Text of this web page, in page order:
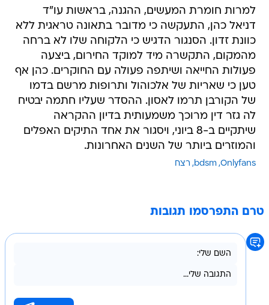
למרות חומרת המעשים, ההגנה, בראשות עו"ד
דניאל כהן, התעקשה כי מדובר בתאונה טראגית ללא
כוונת זדון. הסנגור הדגיש כי הלקוחה שלו לא ברחה
מהמקום, התקשרה מיד למוקד החירום, ביצעה
פעולות החייאה ושיתפה פעולה עם החוקרים. כהן אף
טען כי שאריות של אלכוהול ותרופות מרשם בדמו
של הקורבן תרמו לאסון. ההסדר שעליו חתמה יבטיח
לה גזר דין מרוכך משמעותית בדיון ההקראה
שיתקיים ב-8 ביוני, ויסגור את אחד התיקים האפלים
והמוזרים ביותר של השנים האחרונות.
Onlyfans
bdsm רצח
טרם התפרסמו תגובות